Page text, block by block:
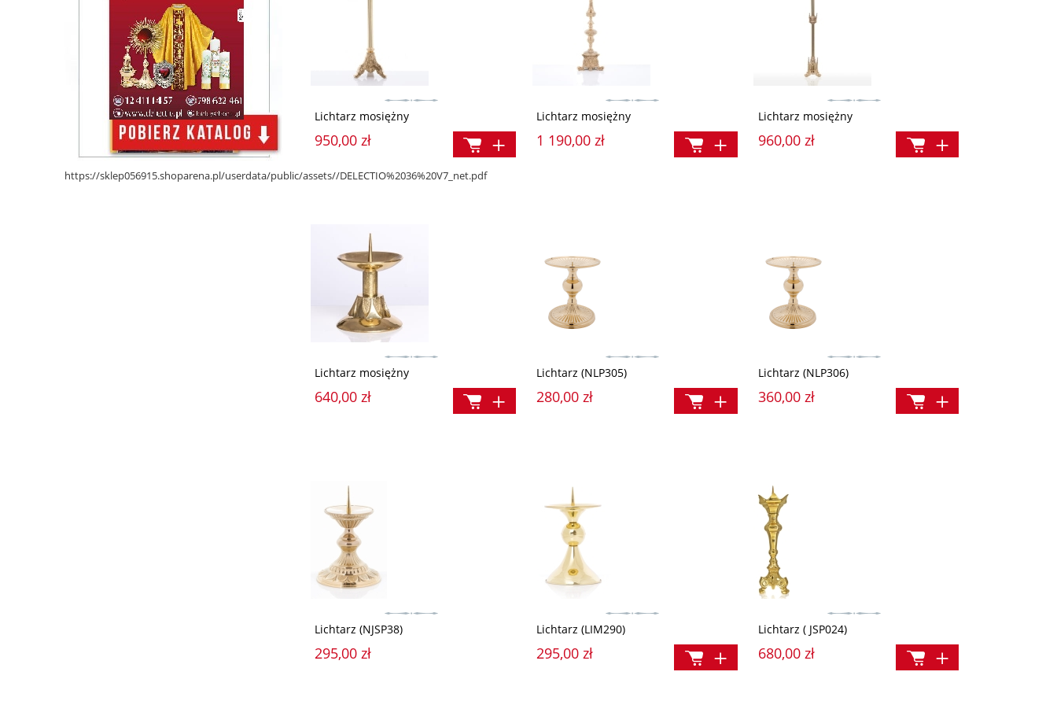
https://sklep056915.shoparena.pl/userdata/public/assets//DELECTIO%2036%20V7_net.pdf
Lichtarz mosiężny
950,00 zł
Lichtarz mosiężny
1 190,00 zł
Lichtarz mosiężny
960,00 zł
Lichtarz mosiężny
640,00 zł
Lichtarz (NLP305)
280,00 zł
Lichtarz (NLP306)
360,00 zł
Lichtarz (NJSP38)
295,00 zł
Lichtarz (LIM290)
295,00 zł
Lichtarz ( JSP024)
680,00 zł